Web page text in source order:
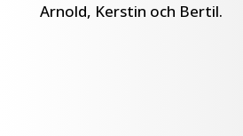
Arnold, Kerstin och Bertil.